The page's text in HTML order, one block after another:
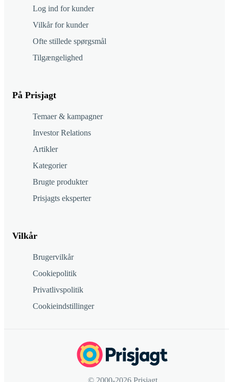
Log ind for kunder
Vilkår for kunder
Ofte stillede spørgsmål
Tilgængelighed
På Prisjagt
Temaer & kampagner
Investor Relations
Artikler
Kategorier
Brugte produkter
Prisjagts eksperter
Vilkår
Brugervilkår
Cookiepolitik
Privatlivspolitik
Cookieindstillinger
© 2000-2026 Prisjagt